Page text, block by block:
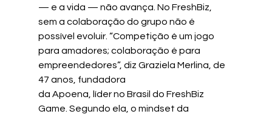
— e a vida — não avança. No FreshBiz,
sem a colaboração do grupo não é
possível evoluir. “Competição é um jogo
para amadores; colaboração é para
empreendedores”, diz Graziela Merlina, de
47 anos, fundadora
da Apoena, líder no Brasil do FreshBiz
Game. Segundo ela, o mindset da